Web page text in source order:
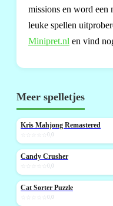
missions en word een
leuke spellen
Minipret.nl en vind
Meer spelletjes
NIEUW
Kris Mahjong Remastered
0,0
NIEUW
Candy Crusher
0,0
NIEUW
Cat Sorter Puzzle
0,0